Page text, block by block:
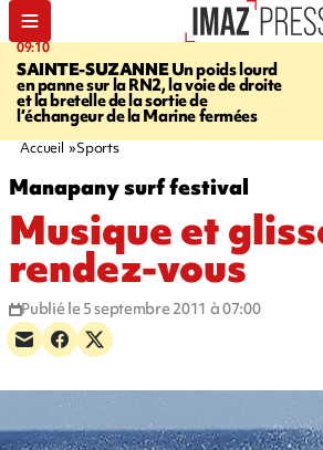
09:10
SAINTE-SUZANNEUn poids lourd
en panne sur la RN2, la voie de droite
et la bretelle de la sortie de
l’échangeur de la Marine fermées
Accueil Sports
Manapany surf festival
Musique et
rendez-vous
Publié le 5 septembre 2011 à 07:00